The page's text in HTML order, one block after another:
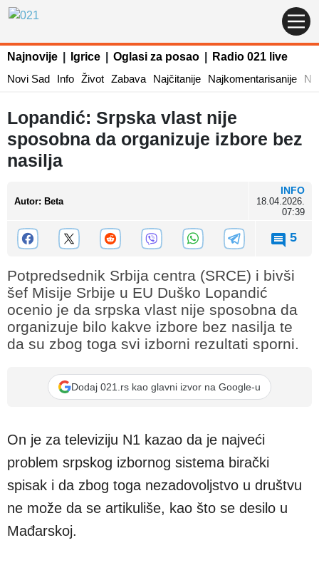
Najnovije Igrice Oglasi za posao
Radio 021 live
Novi Sad
Info Život Zabava Najčitanije Najkomentarisanije
Lopandić: Srpska vlast nije
sposobna da organizuje izbore bez
nasilja
Autor: Beta
INFO
18.04.2026.
07:39
5
Potpredsednik Srbija centra (SRCE) i bivši
šef Misije Srbije u EU Duško Lopandić
ocenio je da srpska vlast nije sposobna da
organizuje bilo kakve izbore bez nasilja te
da su zbog toga svi izborni rezultati sporni.
Dodaj 021.rs kao glavni izvor na Google-u
On je za televiziju N1 kazao da je najveći
problem srpskog izbornog sistema birački
spisak i da zbog toga nezadovoljstvo u društvu
ne može da se artikuliše, kao što se desilo u
Mađarskoj.